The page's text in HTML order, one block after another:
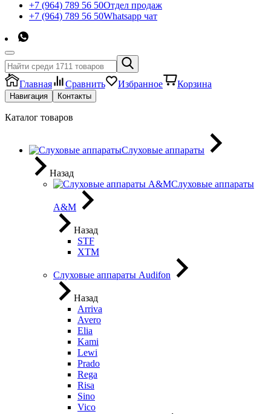
+7 (964) 789 56 50Отдел продаж
+7 (964) 789 56 50Whatsapp чат
Главная Сравнить Избранное Корзина
Навигация Контакты
Каталог товаров
Слуховые аппараты
Назад
Слуховые аппараты
A&M
Назад
STF
XTM
Слуховые аппараты Audifon
Назад
Arriva
Avero
Elia
Kami
Lewi
Prado
Rega
Risa
Sino
Vico